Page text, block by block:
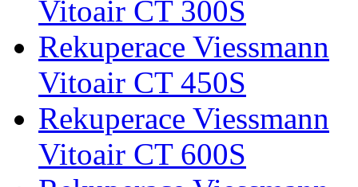
Vitoair CT 300S
Rekuperace Viessmann
Vitoair CT 450S
Rekuperace Viessmann
Vitoair CT 600S